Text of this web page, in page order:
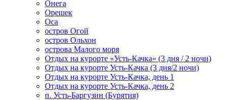
Онега
Орешек
Оса
остров Огой
остров Ольхон
острова Малого моря
Отдых на курорте «Усть-Качка» (3 дня / 2 ночи)
Отдых на курорте Усть-Качка (3 дня/2 ночи)
Отдых на курорте Усть-Качка, день 1
Отдых на курорте Усть-Качка, день 2
п. Усть-Баргузин (Бурятия)